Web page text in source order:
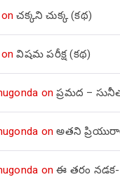
onచక్కని చుక్క (కథ)
onవిషమ పరీక్ష (క‌థ‌)
onప్రమద –
onఅతని
onఈ తరం నడక-